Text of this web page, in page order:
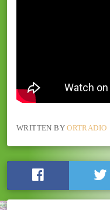
WRITTEN BYORTRADIO